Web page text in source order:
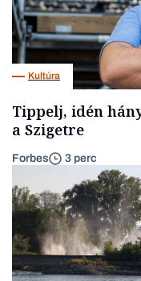
Kultúra
Tippelj, idén
a Szigetre
Forbes 3 perc